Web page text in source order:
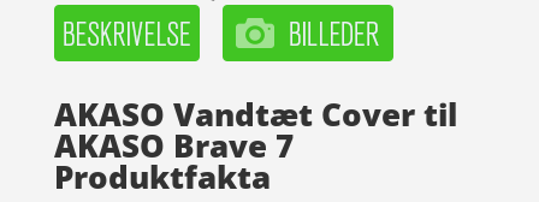
AKASO Vandtæt Cover til
AKASO Brave 7
Produktfakta